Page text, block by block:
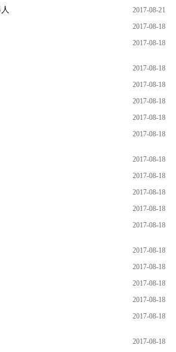
2017-08-21
2017-08-18
2017-08-18
2017-08-18
2017-08-18
2017-08-18
2017-08-18
2017-08-18
2017-08-18
2017-08-18
2017-08-18
2017-08-18
2017-08-18
2017-08-18
2017-08-18
2017-08-18
2017-08-18
2017-08-18
2017-08-18